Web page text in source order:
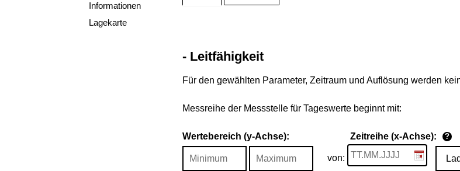
Informationen
Lagekarte
- Leitfähigkeit
Für den gewählten Parameter, Zeitraum und Auflösung werden
Messreihe der Messstelle für Tageswerte beginnt mit:
Wertebereich (y-Achse): Zeitreihe (x-Achse): ?
von: